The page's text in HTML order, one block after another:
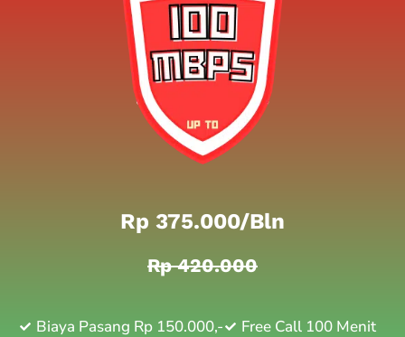
Rp 375.000/bln
Rp 420.000
Biaya Pasang Rp 150.000,- Free Call 100 Menit